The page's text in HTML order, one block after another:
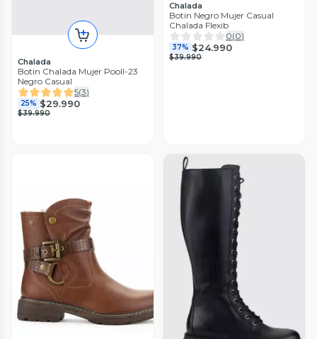
Chalada
Botin Chalada Mujer Pooll-23
Negro Casual
5(3)
25% $29.990
$39.990
Chalada
Botin Negro Mujer Casual
Chalada Flexib
0(0)
37% $24.990
$39.990